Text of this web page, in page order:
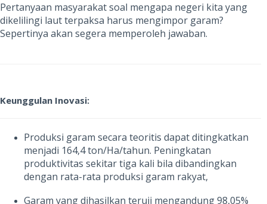
Pertanyaan masyarakat soal mengapa negeri kita yang
dikelilingi laut terpaksa harus mengimpor garam?
Sepertinya akan segera memperoleh jawaban.
Keunggulan Inovasi:
Produksi garam secara teoritis dapat ditingkatkan
menjadi 164,4 ton/Ha/tahun. Peningkatan
produktivitas sekitar tiga kali bila dibandingkan
dengan rata-rata produksi garam rakyat,
Garam yang dihasilkan teruji mengandung 98,05%